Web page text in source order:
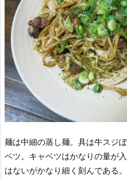
麺は中細の蒸し麺。具は牛スジ
ベツ。キャベツはかなりの量が
はないがかなり細く刻んである